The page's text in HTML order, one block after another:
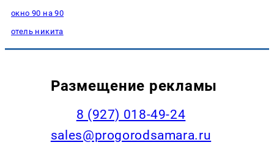
окно 90 на 90
отель никита
Размещение рекламы
8 (927) 018-49-24
sales@progorodsamara.ru